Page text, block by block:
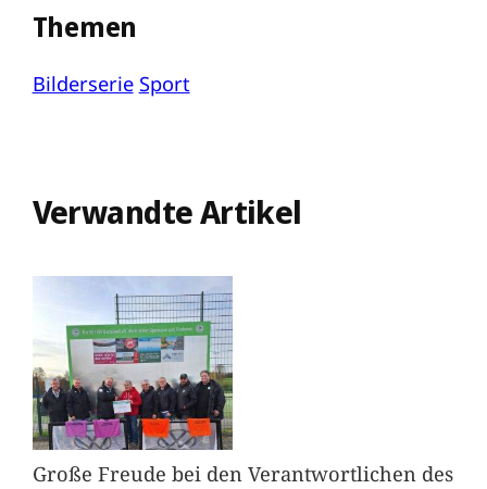
Themen
Bilderserie Sport
Verwandte Artikel
Große Freude bei den Verantwortlichen des